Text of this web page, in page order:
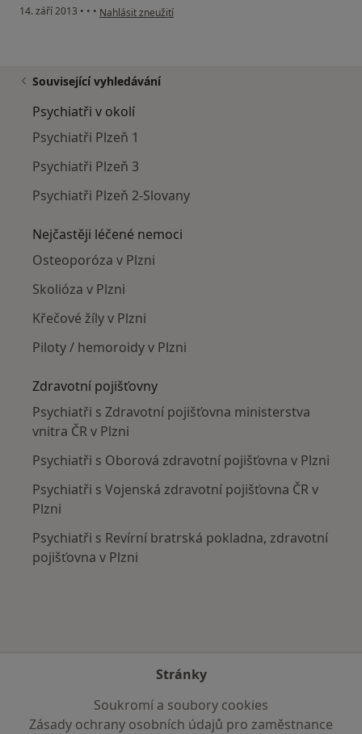
14. září 2013 • • • podle názoru uživatele Váš účet byl odstraněn
Nahlásit zneužití
Související vyhledávání
Psychiatři v okolí
Psychiatři Plzeň 1
Psychiatři Plzeň 3
Psychiatři Plzeň 2-Slovany
Nejčastěji léčené nemoci
Osteoporóza v Plzni
Skolióza v Plzni
Křečové žíly v Plzni
Piloty / hemoroidy v Plzni
Zdravotní pojišťovny
Psychiatři s Zdravotní pojišťovna ministerstva
vnitra ČR v Plzni
Psychiatři s Oborová zdravotní pojišťovna v Plzni
Psychiatři s Vojenská zdravotní pojišťovna ČR v
Plzni
Psychiatři s Revírní bratrská pokladna, zdravotní
pojišťovna v Plzni
Stránky
Soukromí a soubory cookies
Zásady ochrany osobních údajů pro zaměstnance